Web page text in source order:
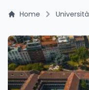
Home Università